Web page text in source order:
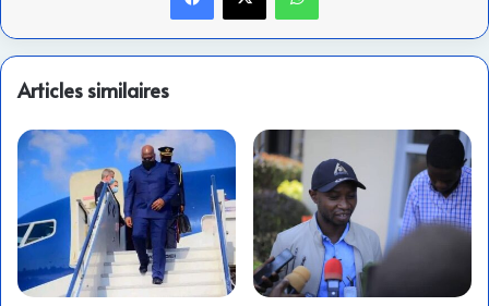
Articles similaires